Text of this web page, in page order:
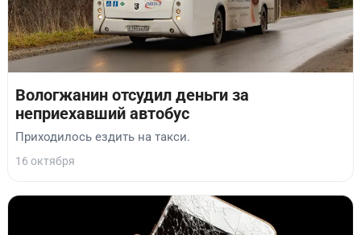
Вологжанин отсудил деньги за
неприехавший автобус
Приходилось ездить на такси.
16 октября